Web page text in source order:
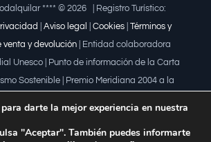
**** © 2026 | Registro Turístico:
Aviso legal Cookies Términos y
venta y devolución | Entidad colaboradora
Unesco | Punto de información de la Carta
Sostenible | Premio Meridiana 2004 a la
darte la mejor experiencia en nuestra
"Aceptar". También puedes informarte